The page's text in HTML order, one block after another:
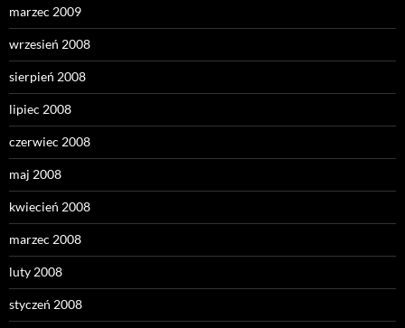
marzec 2009
wrzesień 2008
sierpień 2008
lipiec 2008
czerwiec 2008
maj 2008
kwiecień 2008
marzec 2008
luty 2008
styczeń 2008